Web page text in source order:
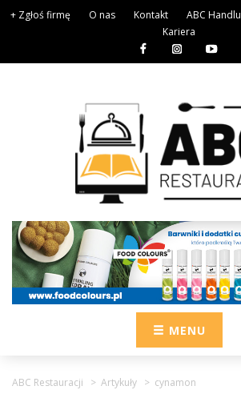
+ Zgłoś firmę O nas Kontakt ABC Handlu
Kariera
MENU
ABC Restauracji > Artykuły > cynamon